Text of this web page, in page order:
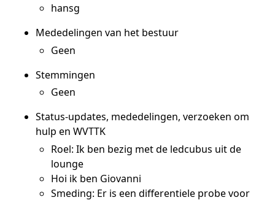
hansg
Mededelingen van het bestuur
Geen
Stemmingen
Geen
Status-updates, mededelingen, verzoeken om
hulp en WVTTK
Roel: Ik ben bezig met de ledcubus uit de
lounge
Hoi ik ben Giovanni
Smeding: Er is een differentiele probe voor